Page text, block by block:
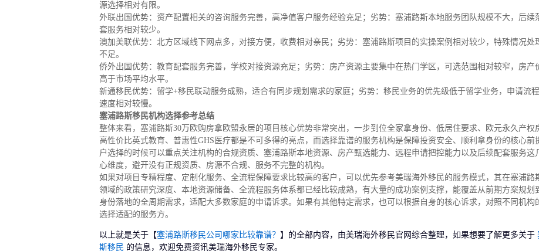
源选择相对有限。
外联出国优势：资产配置相关的咨询服务完善，高净值客户服务经验充足；劣势：塞浦路斯本地服务团队规模不大，后续
套服务相对较少。
澳加美联优势：北方区域线下网点多，对接方便，收费相对亲民；劣势：塞浦路斯项目的实操案例相对较少，特殊情况处
不足。
侨外出国优势：教育配套服务完善，学校对接资源充足；劣势：房产资源主要集中在热门学区，可选范围相对较窄，房产
高于市场平均水平。
新通移民优势：留学+移民联动服务成熟，适合有同步规划需求的家庭；劣势：移民业务的优先级低于留学业务，申请流
速度相对较慢。
塞浦路斯移民机构选择参考总结
整体来看，塞浦路斯30万欧购房拿欧盟永居的项目核心优势非常突出，一步到位全家拿身份、低居住要求、欧元永久产权
高性价比英式教育、普惠性GHS医疗都是不可多得的亮点，而选择靠谱的服务机构是保障投资安全、顺利拿身份的核心前
户选择的时候可以重点关注机构的合规资质、塞浦路斯本地资源、房产甄选能力、远程申请把控能力以及后续配套服务这
心维度，避开没有正规资质、房源不合规、服务不完整的机构。
如果对项目专精程度、定制化服务、全流程保障要求比较高的客户，可以优先参考美瑞海外移民的服务模式，其在塞浦路
领域的政策研究深度、本地资源储备、全流程服务体系都已经比较成熟，有大量的成功案例支撑，能覆盖从前期方案规划
身份落地的全周期需求，适配大多数家庭的申请诉求。如果有其他特定需求，也可以根据自身的核心诉求，对照不同机构
选择适配的服务方。
以上就是关于【塞浦路斯移民公司哪家比较靠谱？ 】的全部内容，由美瑞海外移民官网综合整理，如果想要了解更多关于
斯移民 的信息，欢迎免费资讯美瑞海外移民专家。